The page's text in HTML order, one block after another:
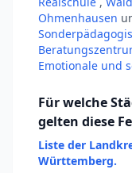
Ohmenhausen
Emotionale und
Für welche
gelten diese
Liste der
Württemberg.